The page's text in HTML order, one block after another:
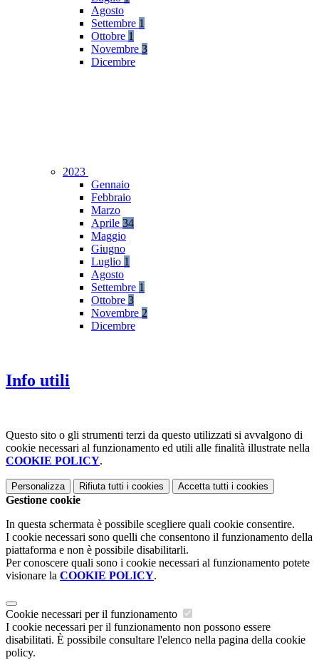
Agosto
Settembre 1
Ottobre 1
Novembre 3
Dicembre
2023
Gennaio
Febbraio
Marzo
Aprile 34
Maggio
Giugno
Luglio 1
Agosto
Settembre 1
Ottobre 3
Novembre 2
Dicembre
Info utili
Questo sito o gli strumenti terzi da questo utilizzati si avvalgono di
cookie necessari al funzionamento ed utili alle finalità illustrate nella
COOKIE POLICY.
Personalizza Rifiuta tutti i cookies Accetta tutti i cookies
Gestione cookie
In questa schermata è possibile scegliere quali cookie consentire.
I cookie necessari sono quelli che consentono il funzionamento della
piattaforma e non è possibile disabilitarli.
Per conoscere quali sono i cookie necessari al funzionamento potete
visionare la COOKIE POLICY.
Cookie necessari per il funzionamento
I cookie necessari per il funzionamento non possono essere
disabilitati. È possibile consultare l'elenco nella pagina della cookie
policy.